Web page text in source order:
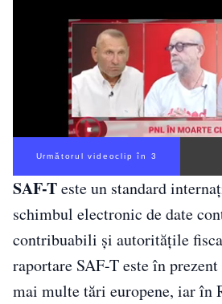
Următorul videoclip în 2
SAF-Teste un standard
schimbul electronic de date
contribuabili și autoritățile
raportare SAF-T este în
mai multe tări europene, iar în